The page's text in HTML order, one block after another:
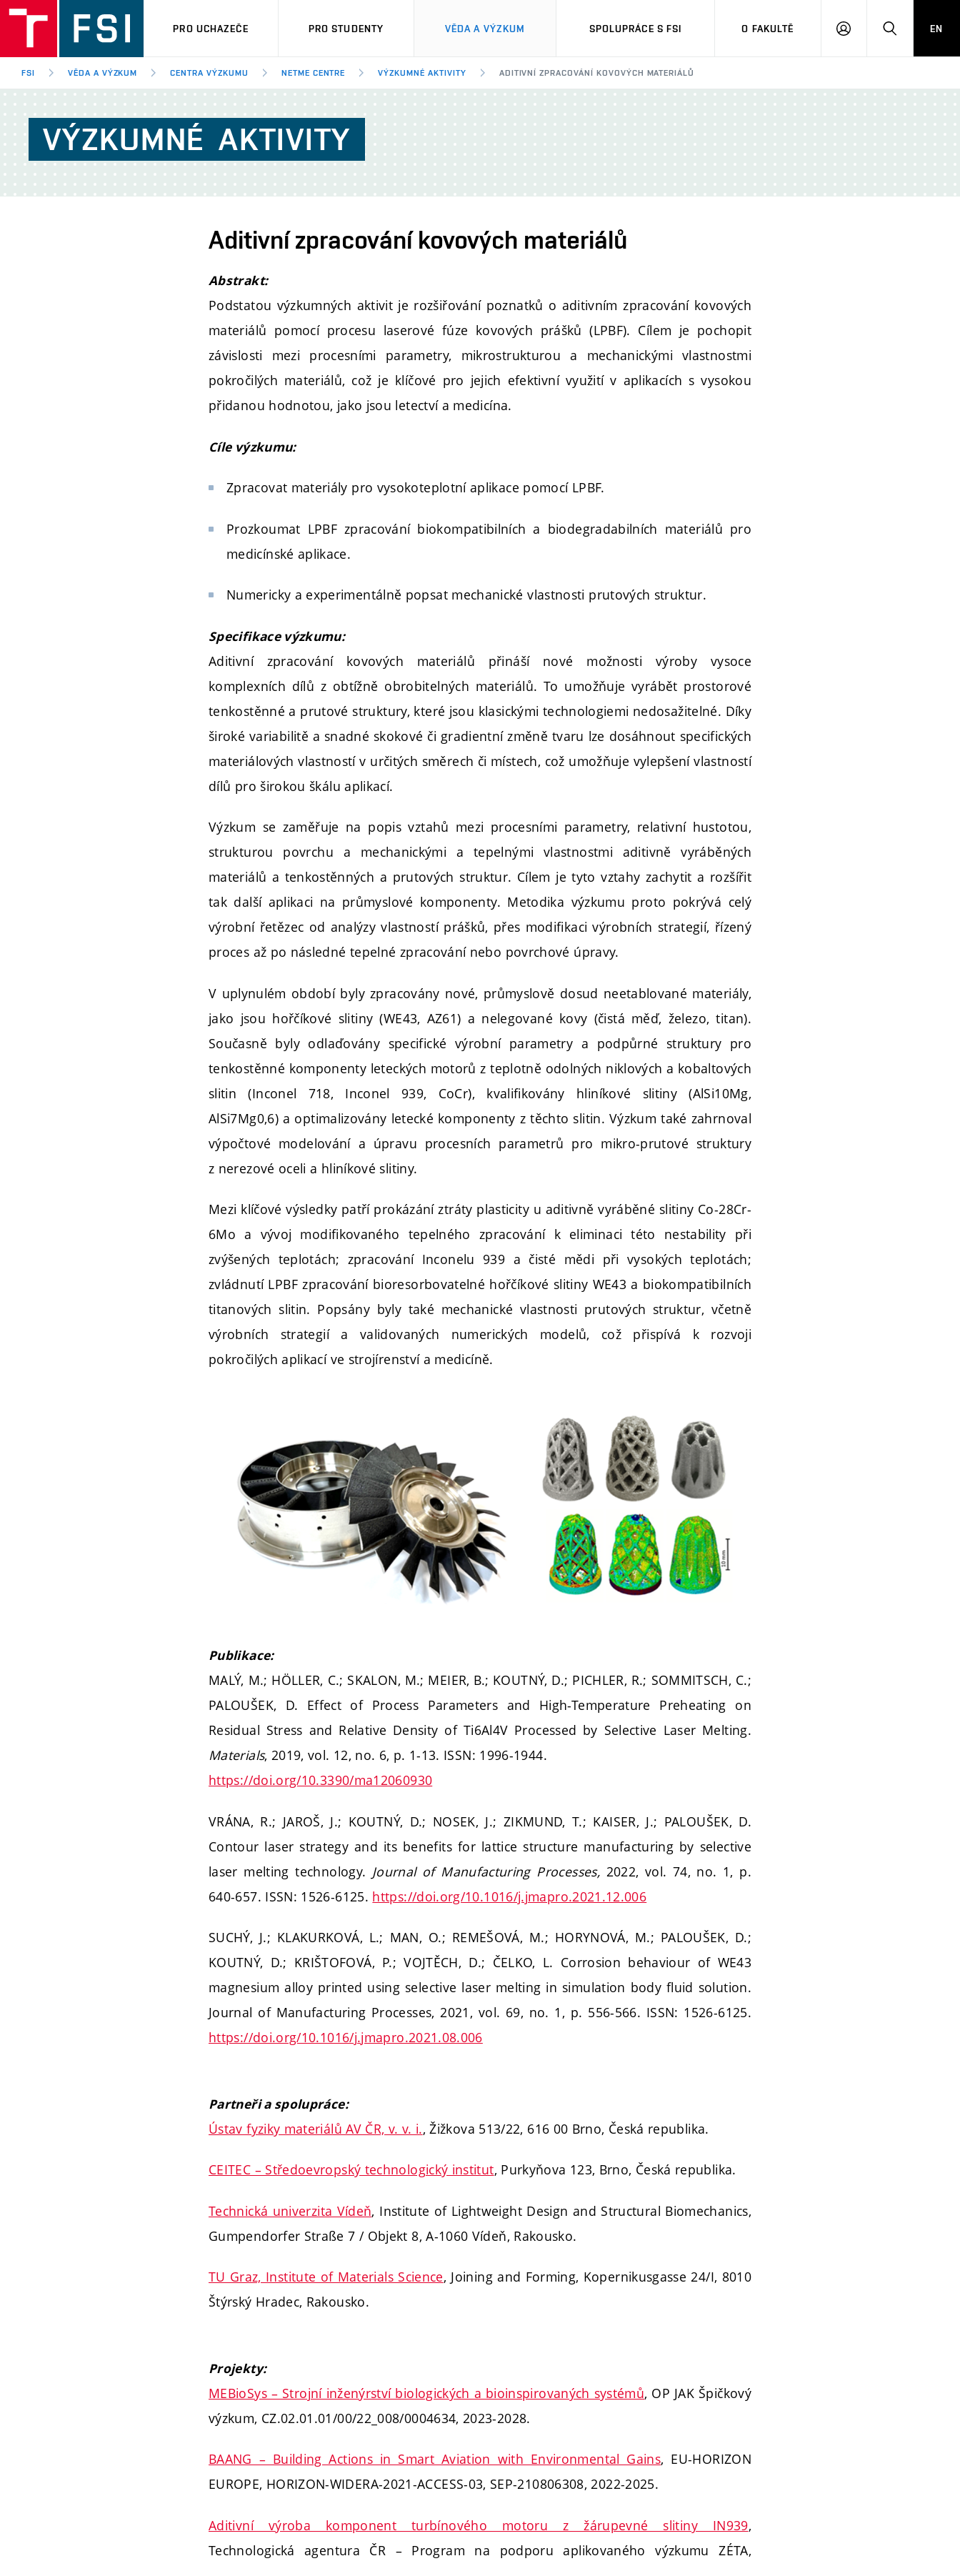
PRO UCHAZEČE PRO STUDENTY VĚDA A VÝZKUM SPOLUPRÁCE S FSI O FAKULTĚ
PŘIHLÁŠENÍHLEDAT
EN
FSI VĚDA A VÝZKUM CENTRA VÝZKUMU NETME CENTRE VÝZKUMNÉ AKTIVITY ADITIVNÍ ZPRACOVÁNÍ KOVOVÝCH MATERIÁLŮ
VÝZKUMNÉ AKTIVITY
Aditivní zpracování kovových materiálů
Abstrakt:
Podstatou výzkumných aktivit je rozšiřování poznatků o aditivním zpracování kovových
materiálů pomocí procesu laserové fúze kovových prášků (LPBF). Cílem je pochopit
závislosti mezi procesními parametry, mikrostrukturou a mechanickými vlastnostmi
pokročilých materiálů, což je klíčové pro jejich efektivní využití v aplikacích s vysokou
přidanou hodnotou, jako jsou letectví a medicína.
Cíle výzkumu:
Zpracovat materiály pro vysokoteplotní aplikace pomocí LPBF.
Prozkoumat LPBF zpracování biokompatibilních a biodegradabilních materiálů pro
medicínské aplikace.
Numericky a experimentálně popsat mechanické vlastnosti prutových struktur.
Specifikace výzkumu:
Aditivní zpracování kovových materiálů přináší nové možnosti výroby vysoce
komplexních dílů z obtížně obrobitelných materiálů. To umožňuje vyrábět prostorové
tenkostěnné a prutové struktury, které jsou klasickými technologiemi nedosažitelné. Díky
široké variabilitě a snadné skokové či gradientní změně tvaru lze dosáhnout specifických
materiálových vlastností v určitých směrech či místech, což umožňuje vylepšení vlastností
dílů pro širokou škálu aplikací.
Výzkum se zaměřuje na popis vztahů mezi procesními parametry, relativní hustotou,
strukturou povrchu a mechanickými a tepelnými vlastnostmi aditivně vyráběných
materiálů a tenkostěnných a prutových struktur. Cílem je tyto vztahy zachytit a rozšířit
tak další aplikaci na průmyslové komponenty. Metodika výzkumu proto pokrývá celý
výrobní řetězec od analýzy vlastností prášků, přes modifikaci výrobních strategií, řízený
proces až po následné tepelné zpracování nebo povrchové úpravy.
V uplynulém období byly zpracovány nové, průmyslově dosud neetablované materiály,
jako jsou hořčíkové slitiny (WE43, AZ61) a nelegované kovy (čistá měď, železo, titan).
Současně byly odlaďovány specifické výrobní parametry a podpůrné struktury pro
tenkostěnné komponenty leteckých motorů z teplotně odolných niklových a kobaltových
slitin (Inconel 718, Inconel 939, CoCr), kvalifikovány hliníkové slitiny (AlSi10Mg,
AlSi7Mg0,6) a optimalizovány letecké komponenty z těchto slitin. Výzkum také zahrnoval
výpočtové modelování a úpravu procesních parametrů pro mikro-prutové struktury
z nerezové oceli a hliníkové slitiny.
Mezi klíčové výsledky patří prokázání ztráty plasticity u aditivně vyráběné slitiny Co-28Cr-
6Mo a vývoj modifikovaného tepelného zpracování k eliminaci této nestability při
zvýšených teplotách; zpracování Inconelu 939 a čisté mědi při vysokých teplotách;
zvládnutí LPBF zpracování bioresorbovatelné hořčíkové slitiny WE43 a biokompatibilních
titanových slitin. Popsány byly také mechanické vlastnosti prutových struktur, včetně
výrobních strategií a validovaných numerických modelů, což přispívá k rozvoji
pokročilých aplikací ve strojírenství a medicíně.
Publikace:
MALÝ, M.; HÖLLER, C.; SKALON, M.; MEIER, B.; KOUTNÝ, D.; PICHLER, R.; SOMMITSCH, C.;
PALOUŠEK, D. Effect of Process Parameters and High-Temperature Preheating on
Residual Stress and Relative Density of Ti6Al4V Processed by Selective Laser Melting.
Materials, 2019, vol. 12, no. 6, p. 1-13. ISSN: 1996-1944.
https://doi.org/10.3390/ma12060930
VRÁNA, R.; JAROŠ, J.; KOUTNÝ, D.; NOSEK, J.; ZIKMUND, T.; KAISER, J.; PALOUŠEK, D.
Contour laser strategy and its benefits for lattice structure manufacturing by selective
laser melting technology. Journal of Manufacturing Processes, 2022, vol. 74, no. 1, p.
640-657. ISSN: 1526-6125. https://doi.org/10.1016/j.jmapro.2021.12.006
SUCHÝ, J.; KLAKURKOVÁ, L.; MAN, O.; REMEŠOVÁ, M.; HORYNOVÁ, M.; PALOUŠEK, D.;
KOUTNÝ, D.; KRIŠTOFOVÁ, P.; VOJTĚCH, D.; ČELKO, L. Corrosion behaviour of WE43
magnesium alloy printed using selective laser melting in simulation body fluid solution.
Journal of Manufacturing Processes, 2021, vol. 69, no. 1, p. 556-566. ISSN: 1526-6125.
https://doi.org/10.1016/j.jmapro.2021.08.006
Partneři a spolupráce:
Ústav fyziky materiálů AV ČR, v. v. i., Žižkova 513/22, 616 00 Brno, Česká republika.
CEITEC – Středoevropský technologický institut, Purkyňova 123, Brno, Česká republika.
Technická univerzita Vídeň, Institute of Lightweight Design and Structural Biomechanics,
Gumpendorfer Straße 7 / Objekt 8, A-1060 Vídeň, Rakousko.
TU Graz, Institute of Materials Science, Joining and Forming, Kopernikusgasse 24/I, 8010
Štýrský Hradec, Rakousko.
Projekty:
MEBioSys – Strojní inženýrství biologických a bioinspirovaných systémů, OP JAK Špičkový
výzkum, CZ.02.01.01/00/22_008/0004634, 2023-2028.
BAANG – Building Actions in Smart Aviation with Environmental Gains, EU-HORIZON
EUROPE, HORIZON-WIDERA-2021-ACCESS-03, SEP-210806308, 2022-2025.
Aditivní výroba komponent turbínového motoru z žárupevné slitiny IN939,
Technologická agentura ČR – Program na podporu aplikovaného výzkumu ZÉTA,